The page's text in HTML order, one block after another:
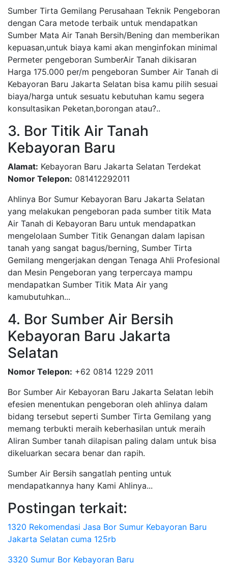
Sumber Tirta Gemilang Perusahaan Teknik Pengeboran
dengan Cara metode terbaik untuk mendapatkan
Sumber Mata Air Tanah Bersih/Bening dan memberikan
kepuasan,untuk biaya kami akan menginfokan minimal
Permeter pengeboran SumberAir Tanah dikisaran
Harga 175.000 per/m pengeboran Sumber Air Tanah di
Kebayoran Baru Jakarta Selatan bisa kamu pilih sesuai
biaya/harga untuk sesuatu kebutuhan kamu segera
konsultasikan Peketan,borongan atau?..
3. Bor Titik Air Tanah
Kebayoran Baru
Alamat: Kebayoran Baru Jakarta Selatan Terdekat
Nomor Telepon: 081412292011
Ahlinya Bor Sumur Kebayoran Baru Jakarta Selatan
yang melakukan pengeboran pada sumber titik Mata
Air Tanah di Kebayoran Baru untuk mendapatkan
mengelolaan Sumber Titik Genangan dalam lapisan
tanah yang sangat bagus/berning, Sumber Tirta
Gemilang mengerjakan dengan Tenaga Ahli Profesional
dan Mesin Pengeboran yang terpercaya mampu
mendapatkan Sumber Titik Mata Air yang
kamubutuhkan...
4. Bor Sumber Air Bersih
Kebayoran Baru Jakarta
Selatan
Nomor Telepon: +62 0814 1229 2011
Bor Sumber Air Kebayoran Baru Jakarta Selatan lebih
efesien menentukan pengeboran oleh ahlinya dalam
bidang tersebut seperti Sumber Tirta Gemilang yang
memang terbukti meraih keberhasilan untuk meraih
Aliran Sumber tanah dilapisan paling dalam untuk bisa
dikeluarkan secara benar dan rapih.
Sumber Air Bersih sangatlah penting untuk
mendapatkannya hany Kami Ahlinya...
Postingan terkait:
1320 Rekomendasi Jasa Bor Sumur Kebayoran Baru
Jakarta Selatan cuma 125rb
3320 Sumur Bor Kebayoran Baru